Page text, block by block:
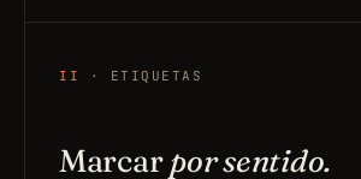
II · ETIQUETAS
Marcarpor sentido.